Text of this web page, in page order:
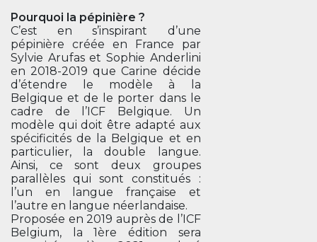
Pourquoi la pépinière ?
C’est en s’inspirant d’une
pépinière créée en France par
Sylvie Arufas et Sophie Anderlini
en 2018-2019 que Carine décide
d’étendre le modèle à la
Belgique et de le porter dans le
cadre de l’ICF Belgique. Un
modèle qui doit être adapté aux
spécificités de la Belgique et en
particulier, la double langue.
Ainsi, ce sont deux groupes
parallèles qui sont constitués :
l’un en langue française et
l’autre en langue néerlandaise.
Proposée en 2019 auprès de l’ICF
Belgium, la 1ère édition sera